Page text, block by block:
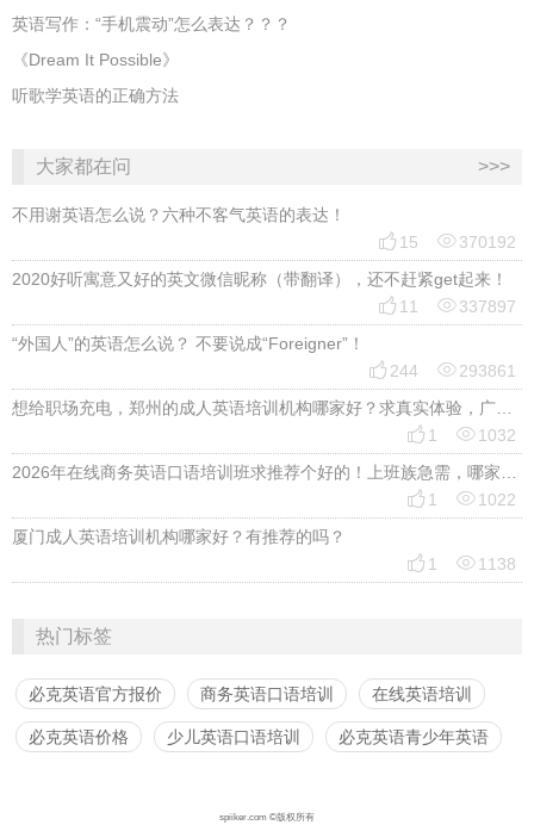
英语写作：“手机震动”怎么表达？？？
《Dream It Possible》
听歌学英语的正确方法
大家都在问 >>>
不用谢英语怎么说？六种不客气英语的表达！
 15 370192
2020好听寓意又好的英文微信昵称（带翻译），还不赶紧get起来！
 11 337897
“外国人”的英语怎么说？ 不要说成“Foreigner”！
 244 293861
想给职场充电，郑州的成人英语培训机构哪家好？求真实体验，广告勿扰，感谢！
 1 1032
2026年在线商务英语口语培训班求推荐个好的！上班族急需，哪家好？
 1 1022
厦门成人英语培训机构哪家好？有推荐的吗？
 1 1138
热门标签
必克英语官方报价 商务英语口语培训 在线英语培训
必克英语价格 少儿英语口语培训 必克英语青少年英语
spiiker.com ©版权所有